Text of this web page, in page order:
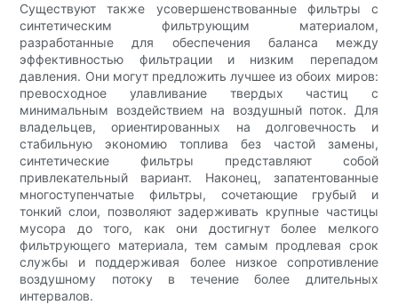
Существуют также усовершенствованные фильтры с
синтетическим фильтрующим материалом,
разработанные для обеспечения баланса между
эффективностью фильтрации и низким перепадом
давления. Они могут предложить лучшее из обоих миров:
превосходное улавливание твердых частиц с
минимальным воздействием на воздушный поток. Для
владельцев, ориентированных на долговечность и
стабильную экономию топлива без частой замены,
синтетические фильтры представляют собой
привлекательный вариант. Наконец, запатентованные
многоступенчатые фильтры, сочетающие грубый и
тонкий слои, позволяют задерживать крупные частицы
мусора до того, как они достигнут более мелкого
фильтрующего материала, тем самым продлевая срок
службы и поддерживая более низкое сопротивление
воздушному потоку в течение более длительных
интервалов.